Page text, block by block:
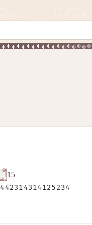
15
442314314125234